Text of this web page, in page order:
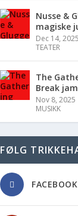
Nusse &
magiske
Dec 14, 2025
TEATER
The
Break
Nov 8, 2025
MUSIKK
FØLG
FACEBOOK